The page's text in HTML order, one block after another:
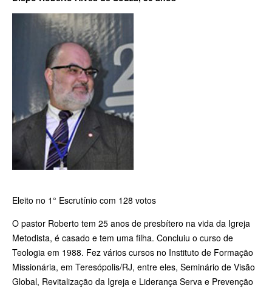
Eleito no 1° Escrutínio com 128 votos
O pastor Roberto tem 25 anos de presbítero na vida da Igreja
Metodista, é casado e tem uma filha. Concluiu o curso de
Teologia em 1988. Fez vários cursos no Instituto de Formação
Missionária, em Teresópolis/RJ, entre eles, Seminário de Visão
Global, Revitalização da Igreja e Liderança Serva e Prevenção